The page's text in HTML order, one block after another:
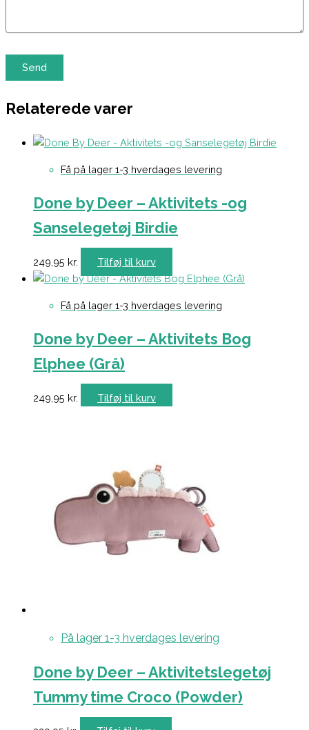
Relaterede varer
Få på lager 1-3 hverdages levering
Done by Deer – Aktivitets -og
Sanselegetøj Birdie
249,95 kr. Tilføj til kurv
Få på lager 1-3 hverdages levering
Done by Deer – Aktivitets Bog
Elphee (Grå)
249,95 kr. Tilføj til kurv
På lager 1-3 hverdages levering
Done by Deer – Aktivitetslegetøj
Tummy time Croco (Powder)